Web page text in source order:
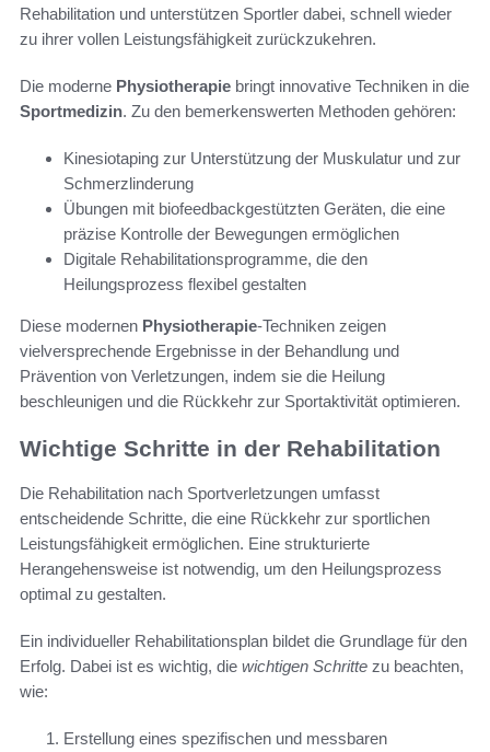
Rehabilitation und unterstützen Sportler dabei, schnell wieder
zu ihrer vollen Leistungsfähigkeit zurückzukehren.
Die moderne Physiotherapie bringt innovative Techniken in die
Sportmedizin. Zu den bemerkenswerten Methoden gehören:
Kinesiotaping zur Unterstützung der Muskulatur und zur
Schmerzlinderung
Übungen mit biofeedbackgestützten Geräten, die eine
präzise Kontrolle der Bewegungen ermöglichen
Digitale Rehabilitationsprogramme, die den
Heilungsprozess flexibel gestalten
Diese modernen Physiotherapie-Techniken zeigen
vielversprechende Ergebnisse in der Behandlung und
Prävention von Verletzungen, indem sie die Heilung
beschleunigen und die Rückkehr zur Sportaktivität optimieren.
Wichtige Schritte in der Rehabilitation
Die Rehabilitation nach Sportverletzungen umfasst
entscheidende Schritte, die eine Rückkehr zur sportlichen
Leistungsfähigkeit ermöglichen. Eine strukturierte
Herangehensweise ist notwendig, um den Heilungsprozess
optimal zu gestalten.
Ein individueller Rehabilitationsplan bildet die Grundlage für den
Erfolg. Dabei ist es wichtig, die wichtigen Schritte zu beachten,
wie:
Erstellung eines spezifischen und messbaren